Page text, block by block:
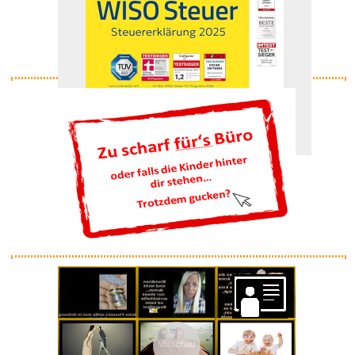
Anzeige
tbc...
Anzeige
WISO Steuer 2026 (für Ste...
Anzeige
Vorschau